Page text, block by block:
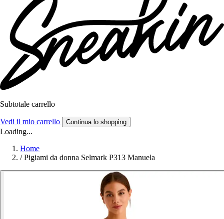
Subtotale carrello
Vedi il mio carrello Continua lo shopping
Loading...
Home
/ Pigiami da donna Selmark P313 Manuela